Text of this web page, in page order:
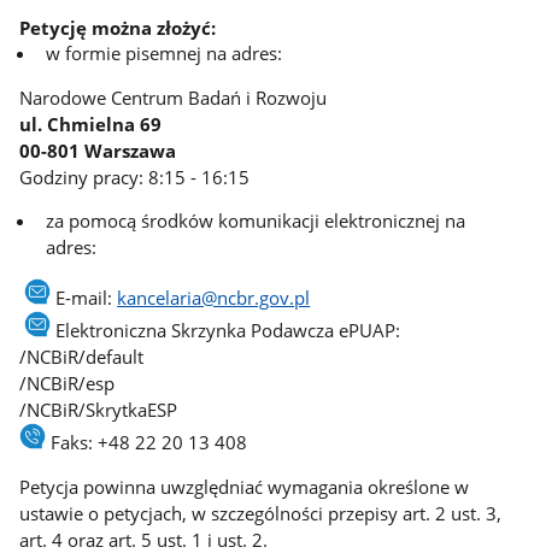
Petycję można złożyć:
w formie pisemnej na adres:
Narodowe Centrum Badań i Rozwoju
ul. Chmielna 69
00-801 Warszawa
Godziny pracy: 8:15 - 16:15
za pomocą środków komunikacji elektronicznej na
adres:
E-mail: kancelaria@ncbr.gov.pl
Elektroniczna Skrzynka Podawcza ePUAP:
/NCBiR/default
/NCBiR/esp
/NCBiR/SkrytkaESP
Faks: +48 22 20 13 408
Petycja powinna uwzględniać wymagania określone w
ustawie o petycjach, w szczególności przepisy art. 2 ust. 3,
art. 4 oraz art. 5 ust. 1 i ust. 2.